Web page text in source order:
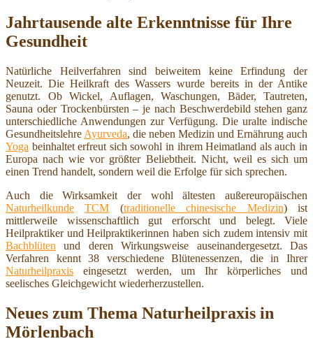
Jahrtausende alte Erkenntnisse für Ihre
Gesundheit
Natürliche Heilverfahren sind beiweitem keine Erfindung der
Neuzeit. Die Heilkraft des Wassers wurde bereits in der Antike
genutzt. Ob Wickel, Auflagen, Waschungen, Bäder, Tautreten,
Sauna oder Trockenbürsten – je nach Beschwerdebild stehen ganz
unterschiedliche Anwendungen zur Verfügung. Die uralte indische
Gesundheitslehre Ayurveda, die neben Medizin und Ernährung auch
Yoga beinhaltet erfreut sich sowohl in ihrem Heimatland als auch in
Europa nach wie vor größter Beliebtheit. Nicht, weil es sich um
einen Trend handelt, sondern weil die Erfolge für sich sprechen.
Auch die Wirksamkeit der wohl ältesten außereuropäischen
Naturheilkunde
TCM (traditionelle chinesische Medizin) ist
mittlerweile wissenschaftlich gut erforscht und belegt. Viele
Heilpraktiker und Heilpraktikerinnen haben sich zudem intensiv mit
Bachblüten und deren Wirkungsweise auseinandergesetzt. Das
Verfahren kennt 38 verschiedene Blütenessenzen, die in Ihrer
Naturheilpraxis eingesetzt werden, um Ihr körperliches und
seelisches Gleichgewicht wiederherzustellen.
Neues zum Thema Naturheilpraxis in
Mörlenbach